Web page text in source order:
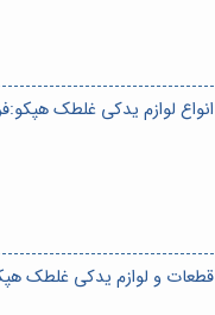
انواع لوازم یدکی غلطک
قطعات و لوازم یدکی غلطک